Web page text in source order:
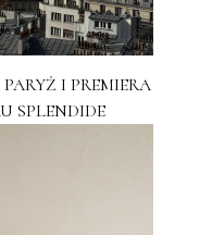
I PREMIERA
SPLENDIDE